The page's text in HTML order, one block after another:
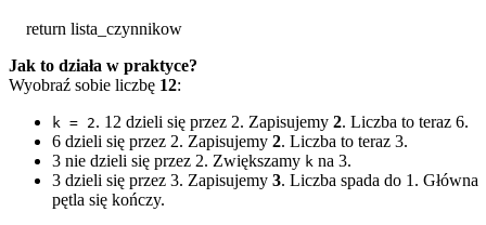
return lista_czynnikow
Jak to działa w praktyce?
Wyobraź sobie liczbę 12:
k = 2. 12 dzieli się przez 2. Zapisujemy 2. Liczba to teraz 6.
6 dzieli się przez 2. Zapisujemy 2. Liczba to teraz 3.
3 nie dzieli się przez 2. Zwiększamy k na 3.
3 dzieli się przez 3. Zapisujemy 3. Liczba spada do 1. Główna
pętla się kończy.